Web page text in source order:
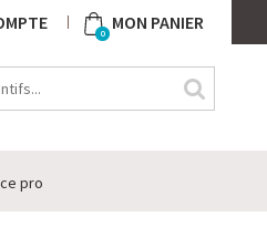
0 MON PANIER
pro